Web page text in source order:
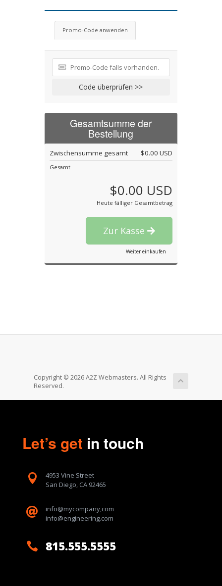
Promo-Code anwenden
Code überprüfen >>
Gesamtsumme der
Bestellung
Zwischensumme gesamt $0.00 USD
Gesamt
$0.00 USD
Heute fälliger Gesamtbetrag
Zur Kasse
Weiter einkaufen
Copyright © 2026 A2Z Webmasters. All Rights
Reserved.
Let’s get in touch

4953 Vine Street
San Diego, CA 92465

info@mycompany,com
info@engineering.com
 815.555.5555